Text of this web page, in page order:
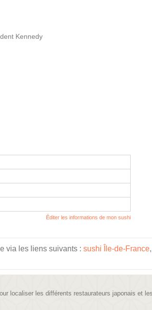
Kennedy
Éditer les informations de mon sushi
via les liens suivants : sushi Île-de-France,
localiser les différents restaurateurs japonais et